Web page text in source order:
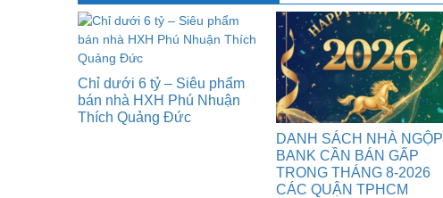
Chỉ dưới 6 tỷ – Siêu phẩm
bán nhà HXH Phú Nhuận
Thích Quảng Đức
DANH SÁCH NHÀ NGỘP
BANK CẦN BÁN GẤP
TRONG THÁNG 8-2026
CÁC QUẬN TPHCM